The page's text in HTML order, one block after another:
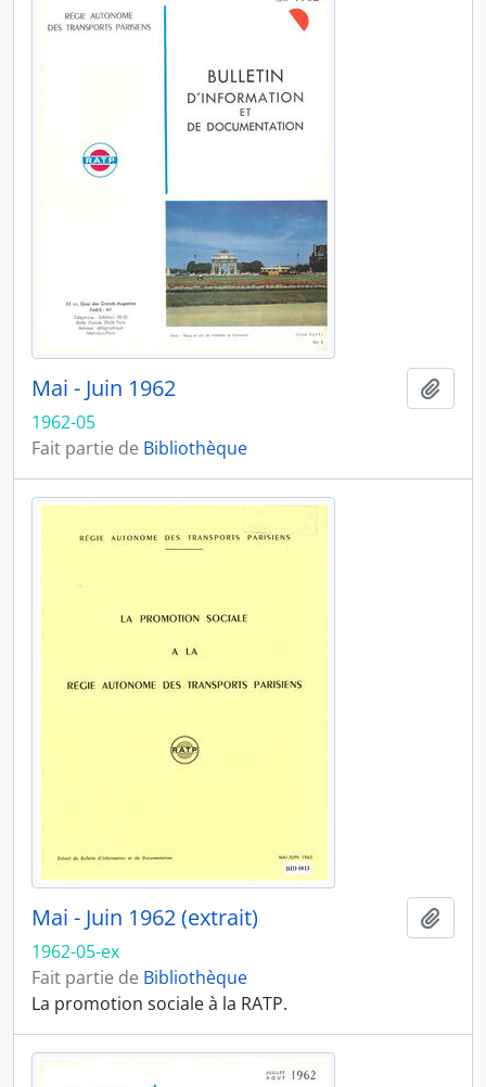
Mai - Juin 1962
1962-05
Fait partie de Bibliothèque
Mai - Juin 1962 (extrait)
1962-05-ex
Fait partie de Bibliothèque
La promotion sociale à la RATP.